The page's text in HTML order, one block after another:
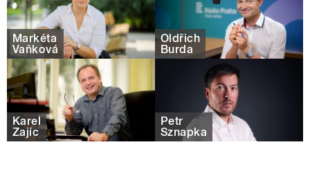
Markéta
Vaňková
Oldřich
Burda
Karel
Zajíc
Petr
Sznapka